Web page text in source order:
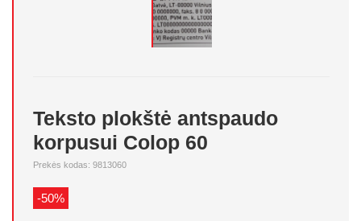
Teksto plokštė antspaudo
korpusui Colop 60
Prekės kodas: 9813060
-50%